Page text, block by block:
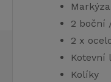
2 boční
2 x
Kotevní
Kolíky